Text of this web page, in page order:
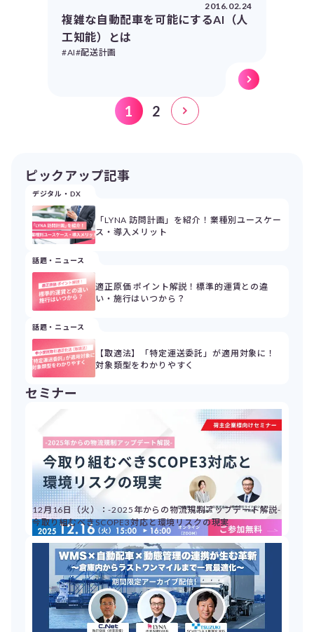
2016.02.24
複雑な自動配車を可能にするAI（人
工知能）とは
#AI#配送計画
1 2
ピックアップ記事
デジタル・DX
「LYNA 訪問計画」を紹介！業種別ユースケー
ス・導入メリット
話題・ニュース
適正原価 ポイント解説！標準的運賃との違
い・施行はいつから？
話題・ニュース
【取適法】「特定運送委託」が適用対象に！
対象類型をわかりやすく
セミナー
12月16日（火）：-2025年からの物流規制アップデート解説-
今取り組むべきSCOPE3対応と環境リスクの現実